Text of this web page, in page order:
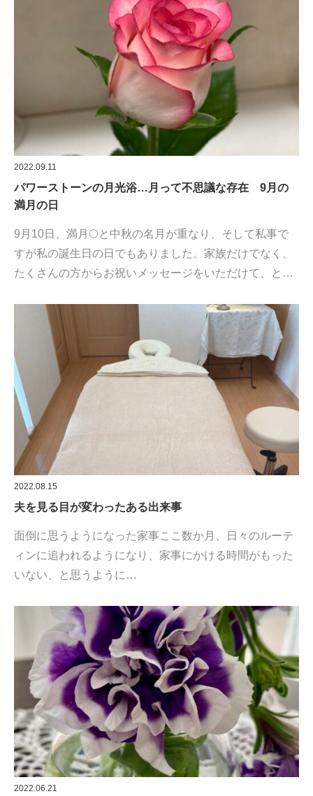
2022.09.11
パワーストーンの月光浴…月って不思議な存在 9月の
満月の日
9月10日、満月🌕と中秋の名月が重なり、そして私事で
すが私の誕生日の日でもありました。家族だけでなく、
たくさんの方からお祝いメッセージをいただけて、と…
2022.08.15
夫を見る目が変わったある出来事
面倒に思うようになった家事ここ数か月、日々のルーテ
ィンに追われるようになり、家事にかける時間がもった
いない、と思うように…
2022.06.21